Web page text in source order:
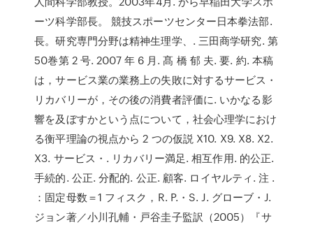
ーツ科学部長。 競技スポーツセンター日本拳法部.
長。研究専門分野は精神生理学、. 三田商学研究. 第
50巻第 2 号. 2007 年 6 月. 髙 橋 郁 夫. 要. 約. 本稿
は，サービス業の業務上の失敗に対するサービス・
リカバリーが，その後の消費者評価に. いかなる影
響を及ぼすかという点について，社会心理学におけ
る衡平理論の視点から 2 つの仮説 X10. X9. X8. X2.
X3. サービス・. リカバリー満足. 相互作用. 的公正.
手続的. 公正. 分配的. 公正. 顧客. ロイヤルティ. 注 .
：固定母数＝1 フィスク，R. P.・S. J. グローブ・J.
ジョン著／小川孔輔・戸谷圭子監訳（2005）『サ